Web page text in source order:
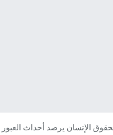
الإنسان يرصد أحداث